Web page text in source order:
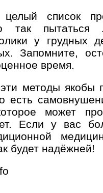
список
так
у грудных
Запомните,
время.
методы якобы
есть
может
Если у вас
будет надёжней!